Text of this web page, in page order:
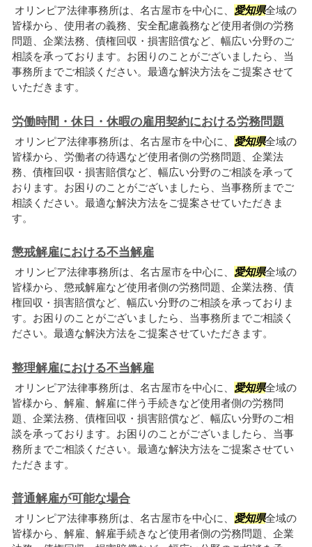
オリンピア法律事務所は、名古屋市を中心に、 愛知県全域の
皆様から、使用者の義務、安全配慮義務など使用者側の労務
問題、企業法務、債権回収・損害賠償など、幅広い分野のご
相談を承っております。お困りのことがございましたら、当
事務所までご相談ください。最適な解決方法をご提案させて
いただきます。
労働時間・休日・休暇の雇用契約における労務問題
オリンピア法律事務所は、名古屋市を中心に、 愛知県全域の
皆様から、労働者の待遇など使用者側の労務問題、企業法
務、債権回収・損害賠償など、幅広い分野のご相談を承って
おります。お困りのことがございましたら、当事務所までご
相談ください。最適な解決方法をご提案させていただきま
す。
懲戒解雇における不当解雇
オリンピア法律事務所は、名古屋市を中心に、 愛知県全域の
皆様から、懲戒解雇など使用者側の労務問題、企業法務、債
権回収・損害賠償など、幅広い分野のご相談を承っておりま
す。お困りのことがございましたら、当事務所までご相談く
ださい。最適な解決方法をご提案させていただきます。
整理解雇における不当解雇
オリンピア法律事務所は、名古屋市を中心に、 愛知県全域の
皆様から、解雇、解雇に伴う手続きなど使用者側の労務問
題、企業法務、債権回収・損害賠償など、幅広い分野のご相
談を承っております。お困りのことがございましたら、当事
務所までご相談ください。最適な解決方法をご提案させてい
ただきます。
普通解雇が可能な場合
オリンピア法律事務所は、名古屋市を中心に、 愛知県全域の
皆様から、解雇、解雇手続きなど使用者側の労務問題、企業